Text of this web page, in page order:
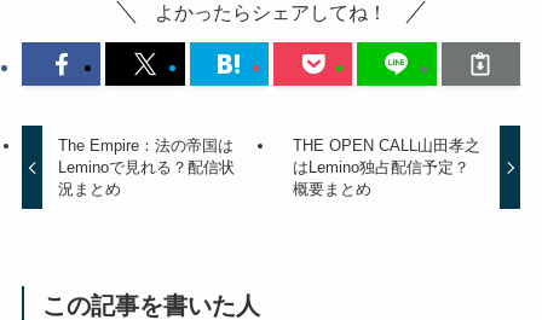
よかったらシェアしてね！
The Empire：法の帝国は
Leminoで見れる？配信状
況まとめ
THE OPEN CALL山田孝之
はLemino独占配信予定？
概要まとめ
この記事を書いた人